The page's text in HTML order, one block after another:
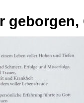
geborgen,